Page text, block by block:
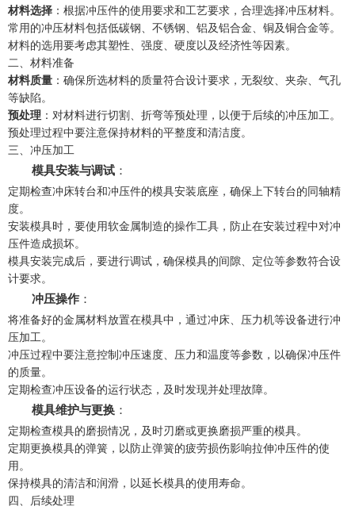
材料选择 ：根据冲压件的使用要求和工艺要求，合理选择冲压材料。
常用的冲压材料包括低碳钢、不锈钢、铝及铝合金、铜及铜合金等。
材料的选用要考虑其塑性、强度、硬度以及经济性等因素。
二、材料准备
材料质量 ：确保所选材料的质量符合设计要求，无裂纹、夹杂、气孔
等缺陷。
预处理 ：对材料进行切割、折弯等预处理，以便于后续的冲压加工。
预处理过程中要注意保持材料的平整度和清洁度。
三、冲压加工
模具安装与调试 ：
定期检查冲床转台和冲压件的模具安装底座，确保上下转台的同轴精
度。
安装模具时，要使用软金属制造的操作工具，防止在安装过程中对冲
压件造成损坏。
模具安装完成后，要进行调试，确保模具的间隙、定位等参数符合设
计要求。
冲压操作 ：
将准备好的金属材料放置在模具中，通过冲床、压力机等设备进行冲
压加工。
冲压过程中要注意控制冲压速度、压力和温度等参数，以确保冲压件
的质量。
定期检查冲压设备的运行状态，及时发现并处理故障。
模具维护与更换 ：
定期检查模具的磨损情况，及时刃磨或更换磨损严重的模具。
定期更换模具的弹簧，以防止弹簧的疲劳损伤影响拉伸冲压件的使
用。
保持模具的清洁和润滑，以延长模具的使用寿命。
四、后续处理